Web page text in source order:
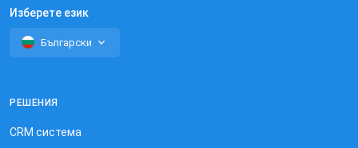
Изберете език
Български
РЕШЕНИЯ
CRM система